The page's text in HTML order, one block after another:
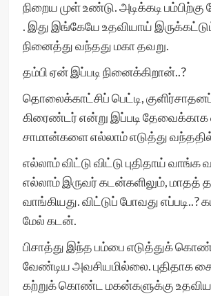
நிறைய முள் உண்டு. அடிக்கடி
. இது இங்கேயே உதவியாய்
நினைத்து வந்தது மகா தவறு.
தம்பி ஏன் இப்படி நினைக்கிறான்..?
தொலைக்காட்சிப் பெட்டி, குளிர்சாதனப்
கிரைண்டர் என்று இப்படி தேவைக்காக
சாமான்களை எல்லாம் எடுத்து
எல்லாம் விட்டு விட்டு புதிதாய்
எல்லாம் இருவர் கடன்களிலும்,
வாங்கியது. விட்டுப் போவது எப்படி..?
மேல் கடன்.
பிசாத்து இந்த பம்பை எடுத்துக்
வேண்டிய அவசியமில்லை. புதிதாக
கற்றுக் கொண்ட மகன்களுக்கு